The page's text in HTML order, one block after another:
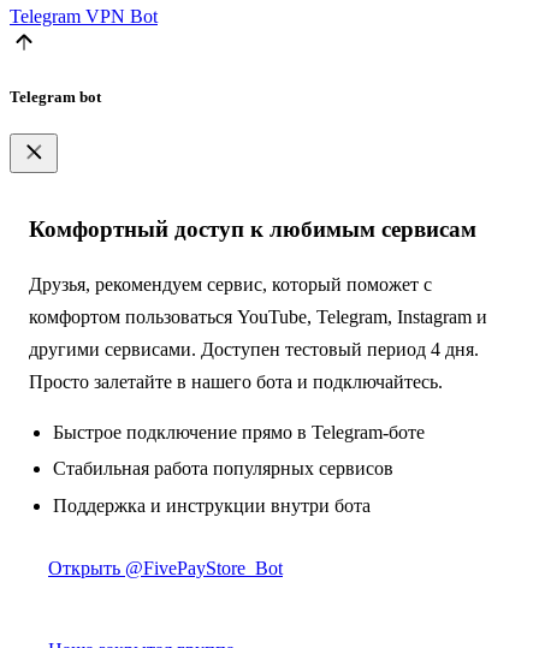
Telegram VPN Bot
Telegram bot
Комфортный доступ к любимым сервисам
Друзья, рекомендуем сервис, который поможет с
комфортом пользоваться YouTube, Telegram, Instagram и
другими сервисами. Доступен тестовый период 4 дня.
Просто залетайте в нашего бота и подключайтесь.
Быстрое подключение прямо в Telegram-боте
Стабильная работа популярных сервисов
Поддержка и инструкции внутри бота
Открыть @FivePayStore_Bot